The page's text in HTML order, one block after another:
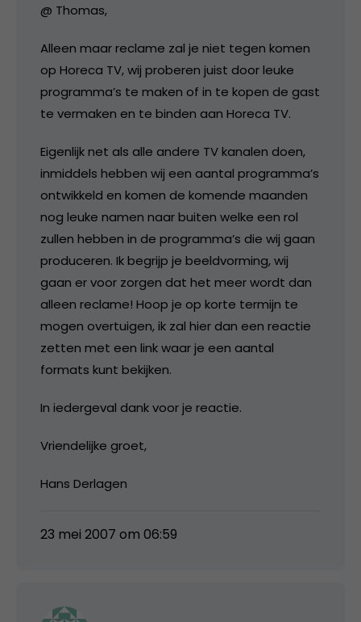
@ Thomas,
Alleen maar reclame zal je niet tegen komen
op Horeca TV, wij proberen juist door leuke
programma’s te maken of in te kopen de gast
te vermaken en te binden aan Horeca TV.
Eigenlijk net als alle andere TV kanalen doen,
inmiddels hebben wij een aantal programma’s
ontwikkeld en komen de komende maanden
nog leuke namen naar buiten welke een rol
zullen hebben in de programma’s die wij gaan
produceren. Ik begrijp je beeldvorming, wij
gaan er voor zorgen dat het meer wordt dan
alleen reclame! Hoop je op korte termijn te
mogen overtuigen, ik zal hier dan een reactie
zetten met een link waar je een aantal
formats kunt bekijken.
In iedergeval dank voor je reactie.
Vriendelijke groet,
Hans Derlagen
23 mei 2007 om 06:59